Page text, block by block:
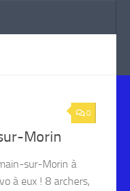
0
Morin
sur-Morin à
à eux ! 8 archers,